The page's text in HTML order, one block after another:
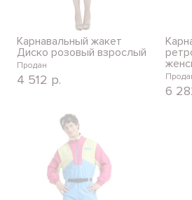
Карнавальный жакет
Диско розовый взрослый
Продан
4 512 р.
6